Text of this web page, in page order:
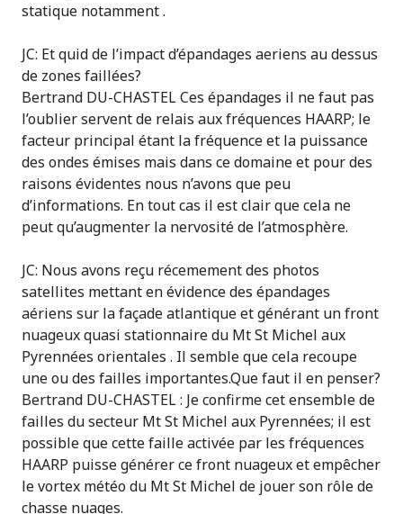
statique notamment .
JC: Et quid de l’impact d’épandages aeriens au dessus
de zones faillées?
Bertrand DU-CHASTEL Ces épandages il ne faut pas
l’oublier servent de relais aux fréquences HAARP; le
facteur principal étant la fréquence et la puissance
des ondes émises mais dans ce domaine et pour des
raisons évidentes nous n’avons que peu
d’informations. En tout cas il est clair que cela ne
peut qu’augmenter la nervosité de l’atmosphère.
JC: Nous avons reçu récemement des photos
satellites mettant en évidence des épandages
aériens sur la façade atlantique et générant un front
nuageux quasi stationnaire du Mt St Michel aux
Pyrennées orientales . Il semble que cela recoupe
une ou des failles importantes.Que faut il en penser?
Bertrand DU-CHASTEL : Je confirme cet ensemble de
failles du secteur Mt St Michel aux Pyrennées; il est
possible que cette faille activée par les fréquences
HAARP puisse générer ce front nuageux et empêcher
le vortex météo du Mt St Michel de jouer son rôle de
chasse nuages.